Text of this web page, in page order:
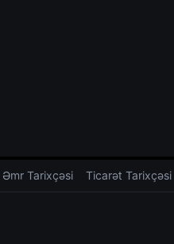
Əmr Tarixçəsi Ticarət Tarixçəsi